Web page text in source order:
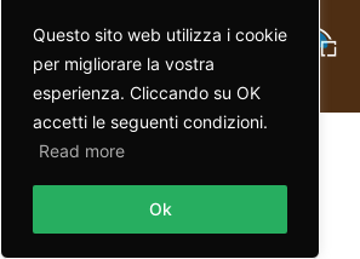
Questo sito web utilizza i cookie
per migliorare la vostra
esperienza. Cliccando su OK
accetti le seguenti condizioni.
Read more
Ok